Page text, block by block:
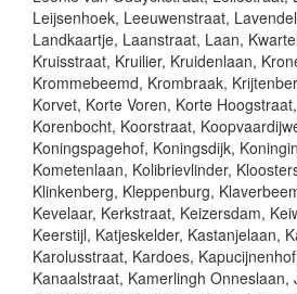
Leijsenhoek, Leeuwenstraat,
Landkaartje, Laanstraat, Laan,
Kruisstraat, Kruilier, Kruidenlaan,
Krommebeemd, Krombraak,
Korvet, Korte Voren, Korte
Korenbocht, Koorstraat,
Koningspagehof, Koningsdijk,
Kometenlaan, Kolibrievlinder,
Klinkenberg, Kleppenburg,
Kevelaar, Kerkstraat, Keizersdam,
Keerstijl, Katjeskelder, Kastanjelaan,
Karolusstraat, Kardoes,
Kanaalstraat, Kamerlingh Onneslaan,